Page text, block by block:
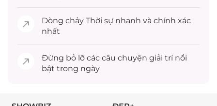
Dòng chảy Thời sự nhanh và chính xác
nhất
Đừng bỏ lỡ các câu chuyện giải trínổi
bật trong ngày